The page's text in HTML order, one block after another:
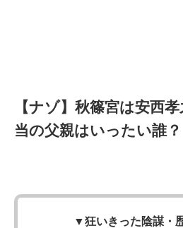
【ナゾ】秋篠宮は安西
当の父親はいったい誰？
▼狂いきった陰謀・